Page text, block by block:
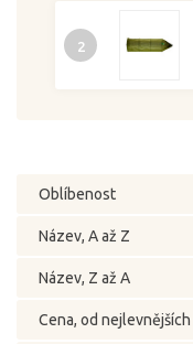
2
Oblíbenost
Název, A až Z
Název, Z až A
Cena, od nejlevnějších